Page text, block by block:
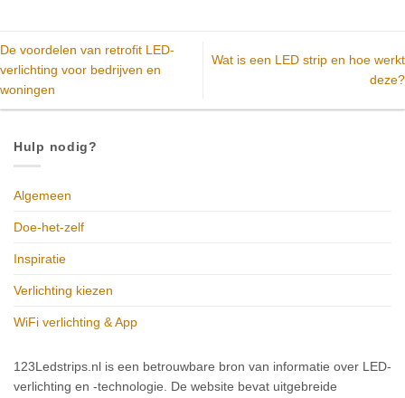
De voordelen van retrofit LED-
verlichting voor bedrijven en
woningen
Wat is een LED strip en hoe werkt
deze?
Hulp nodig?
Algemeen
Doe-het-zelf
Inspiratie
Verlichting kiezen
WiFi verlichting & App
123Ledstrips.nl is een betrouwbare bron van informatie over LED-
verlichting en -technologie. De website bevat uitgebreide